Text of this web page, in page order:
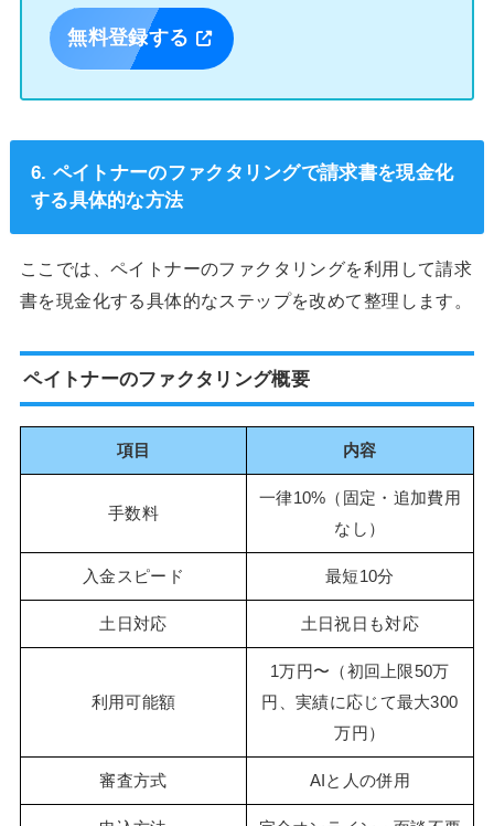
無料登録する
6. ペイトナーのファクタリングで請求書を現金化
する具体的な方法
ここでは、ペイトナーのファクタリングを利用して請求
書を現金化する具体的なステップを改めて整理します。
ペイトナーのファクタリング概要
項目 内容
手数料
一律10%（固定・追加費用
なし）
入金スピード 最短10分
土日対応 土日祝日も対応
利用可能額
1万円〜（初回上限50万
円、実績に応じて最大300
万円）
審査方式 AIと人の併用